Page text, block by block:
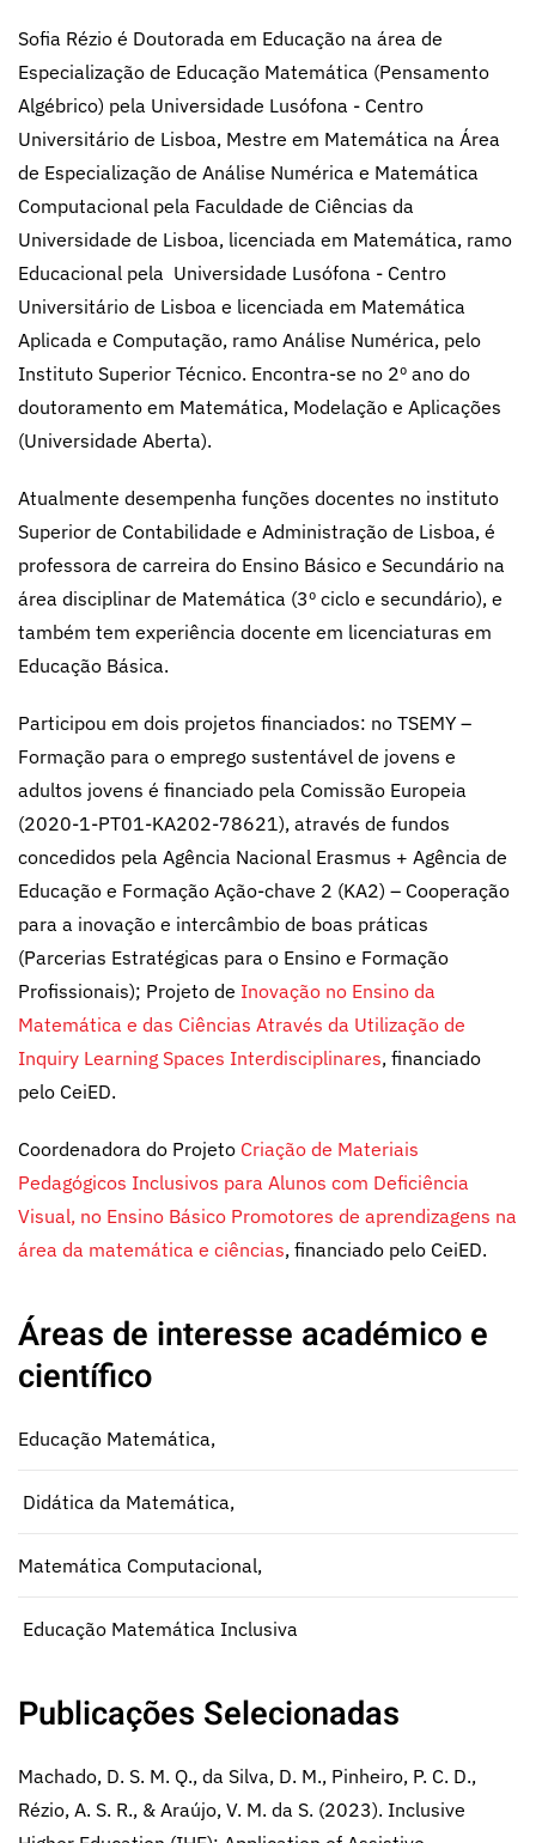
Sofia Rézio é Doutorada em Educação na área de
Especialização de Educação Matemática (Pensamento
Algébrico) pela Universidade Lusófona - Centro
Universitário de Lisboa, Mestre em Matemática na Área
de Especialização de Análise Numérica e Matemática
Computacional pela Faculdade de Ciências da
Universidade de Lisboa, licenciada em Matemática, ramo
Educacional pela Universidade Lusófona - Centro
Universitário de Lisboa e licenciada em Matemática
Aplicada e Computação, ramo Análise Numérica, pelo
Instituto Superior Técnico. Encontra-se no 2º ano do
doutoramento em Matemática, Modelação e Aplicações
(Universidade Aberta).
Atualmente desempenha funções docentes no instituto
Superior de Contabilidade e Administração de Lisboa, é
professora de carreira do Ensino Básico e Secundário na
área disciplinar de Matemática (3º ciclo e secundário), e
também tem experiência docente em licenciaturas em
Educação Básica.
Participou em dois projetos financiados: no TSEMY –
Formação para o emprego sustentável de jovens e
adultos jovens é financiado pela Comissão Europeia
(2020-1-PT01-KA202-78621), através de fundos
concedidos pela Agência Nacional Erasmus + Agência de
Educação e Formação Ação-chave 2 (KA2) – Cooperação
para a inovação e intercâmbio de boas práticas
(Parcerias Estratégicas para o Ensino e Formação
Profissionais); Projeto de Inovação no Ensino da
Matemática e das Ciências Através da Utilização de
Inquiry Learning Spaces Interdisciplinares, financiado
pelo CeiED.
Coordenadora do Projeto Criação de Materiais
Pedagógicos Inclusivos para Alunos com Deficiência
Visual, no Ensino Básico Promotores de aprendizagens na
área da matemática e ciências, financiado pelo CeiED.
Áreas de interesse académico e
científico
Educação Matemática,
Didática da Matemática,
Matemática Computacional,
Educação Matemática Inclusiva
Publicações Selecionadas
Machado, D. S. M. Q., da Silva, D. M., Pinheiro, P. C. D.,
Rézio, A. S. R., & Araújo, V. M. da S. (2023). Inclusive